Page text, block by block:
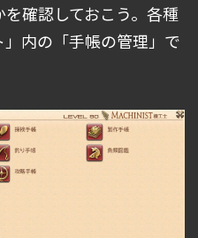
確認しておこう。各種
」内の「手帳の管理」で